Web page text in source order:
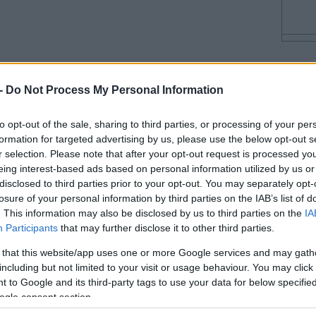
Do Not Process My Personal Information
opt-out of the sale, sharing to third parties, or processing of your
for targeted advertising by us, please use the below opt-out
selection. Please note that after your opt-out request is processed
interest-based ads based on personal information utilized by us
to third parties prior to your opt-out. You may separately
of your personal information by third parties on the IAB’s list of
This information may also be disclosed by us to third parties on the
Participants that may further disclose it to other third parties.
that this website/app uses one or more Google services and may
but not limited to your visit or usage behaviour. You may
to Google and its third-party tags to use your data for below
consent section.
ένα πλήγμα στα νότια προάστια
για πρώτη φορά έπειτα από
διοικητή της οργάνωσης.
14:49
14:34
14:21
14:17